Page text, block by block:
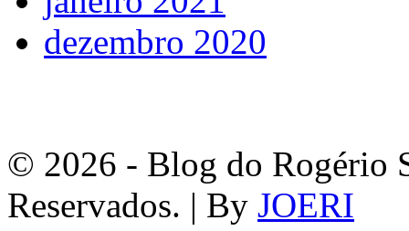
dezembro 2020
© 2026 - Blog do Rogério
Reservados. | By JOERI